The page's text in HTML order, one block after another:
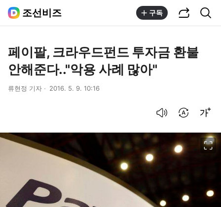
조선비즈 구독
페이팔, 크라우드펀드 투자금 환불
안해준다.."악용 사례 많아"
류현정 기자 2016. 5. 9. 10:16